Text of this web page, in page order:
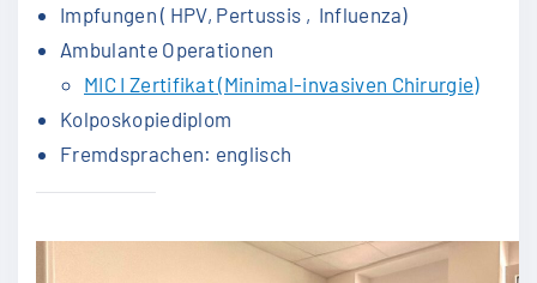
Impfungen ( HPV, Pertussis , Influenza)
Ambulante Operationen
MIC I Zertifikat (Minimal-invasiven Chirurgie)
Kolposkopiediplom
Fremdsprachen: englisch